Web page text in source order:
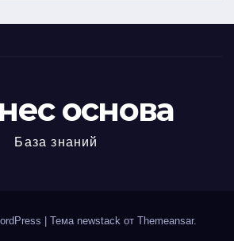
основа
База знаний
Тема newstack от Themeansar.